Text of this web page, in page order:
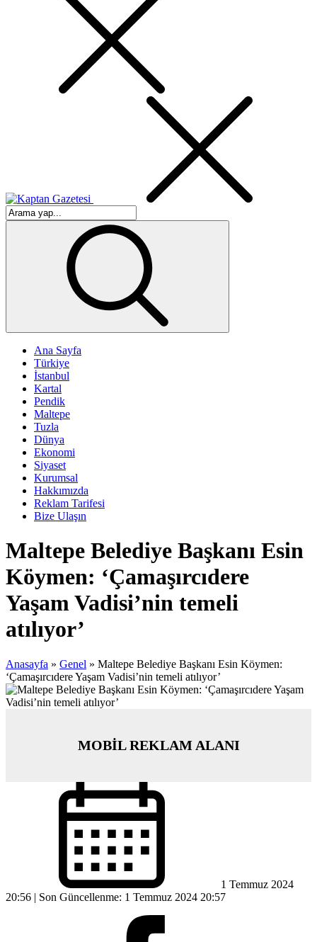
Ana Sayfa
Türkiye
İstanbul
Kartal
Pendik
Maltepe
Tuzla
Dünya
Ekonomi
Siyaset
Kurumsal
Hakkımızda
Reklam Tarifesi
Bize Ulaşın
Maltepe Belediye Başkanı Esin
Köymen: ‘Çamaşırcıdere
Yaşam Vadisi’nin temeli
atılıyor’
Anasayfa » Genel » Maltepe Belediye Başkanı Esin Köymen:
‘Çamaşırcıdere Yaşam Vadisi’nin temeli atılıyor’
MOBİL REKLAM ALANI
1 Temmuz 2024
20:56 | Son Güncellenme: 1 Temmuz 2024 20:57